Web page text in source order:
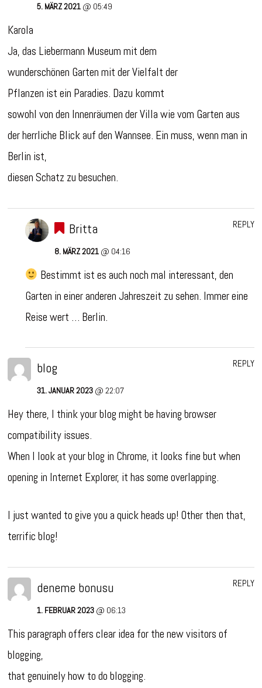
5. MÄRZ 2021 @ 05:49
Karola
Ja, das Liebermann Museum mit dem
wunderschönen Garten mit der Vielfalt der
Pflanzen ist ein Paradies. Dazu kommt
sowohl von den Innenräumen der Villa wie vom Garten aus
der herrliche Blick auf den Wannsee. Ein muss, wenn man in
Berlin ist,
diesen Schatz zu besuchen.
Britta
8. MÄRZ 2021@ 04:16
Bestimmt ist es auch noch mal interessant, den
Garten in einer anderen Jahreszeit zu sehen. Immer eine
Reise wert … Berlin.
REPLY
blog
31. JANUAR 2023 @ 22:07
Hey there, I think your blog might be having browser
compatibility issues.
When I look at your blog in Chrome, it looks fine but when
opening in Internet Explorer, it has some overlapping.
I just wanted to give you a quick heads up! Other then that,
terrific blog!
REPLY
deneme bonusu
1. FEBRUAR 2023 @ 06:13
This paragraph offers clear idea for the new visitors of
blogging,
that genuinely how to do blogging.
REPLY